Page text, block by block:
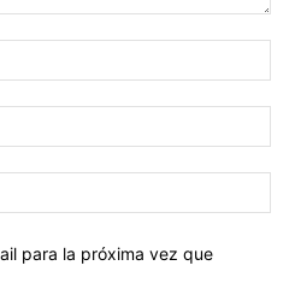
para la próxima vez que